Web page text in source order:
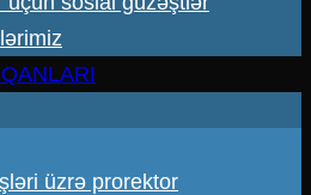
üzrə prorektor